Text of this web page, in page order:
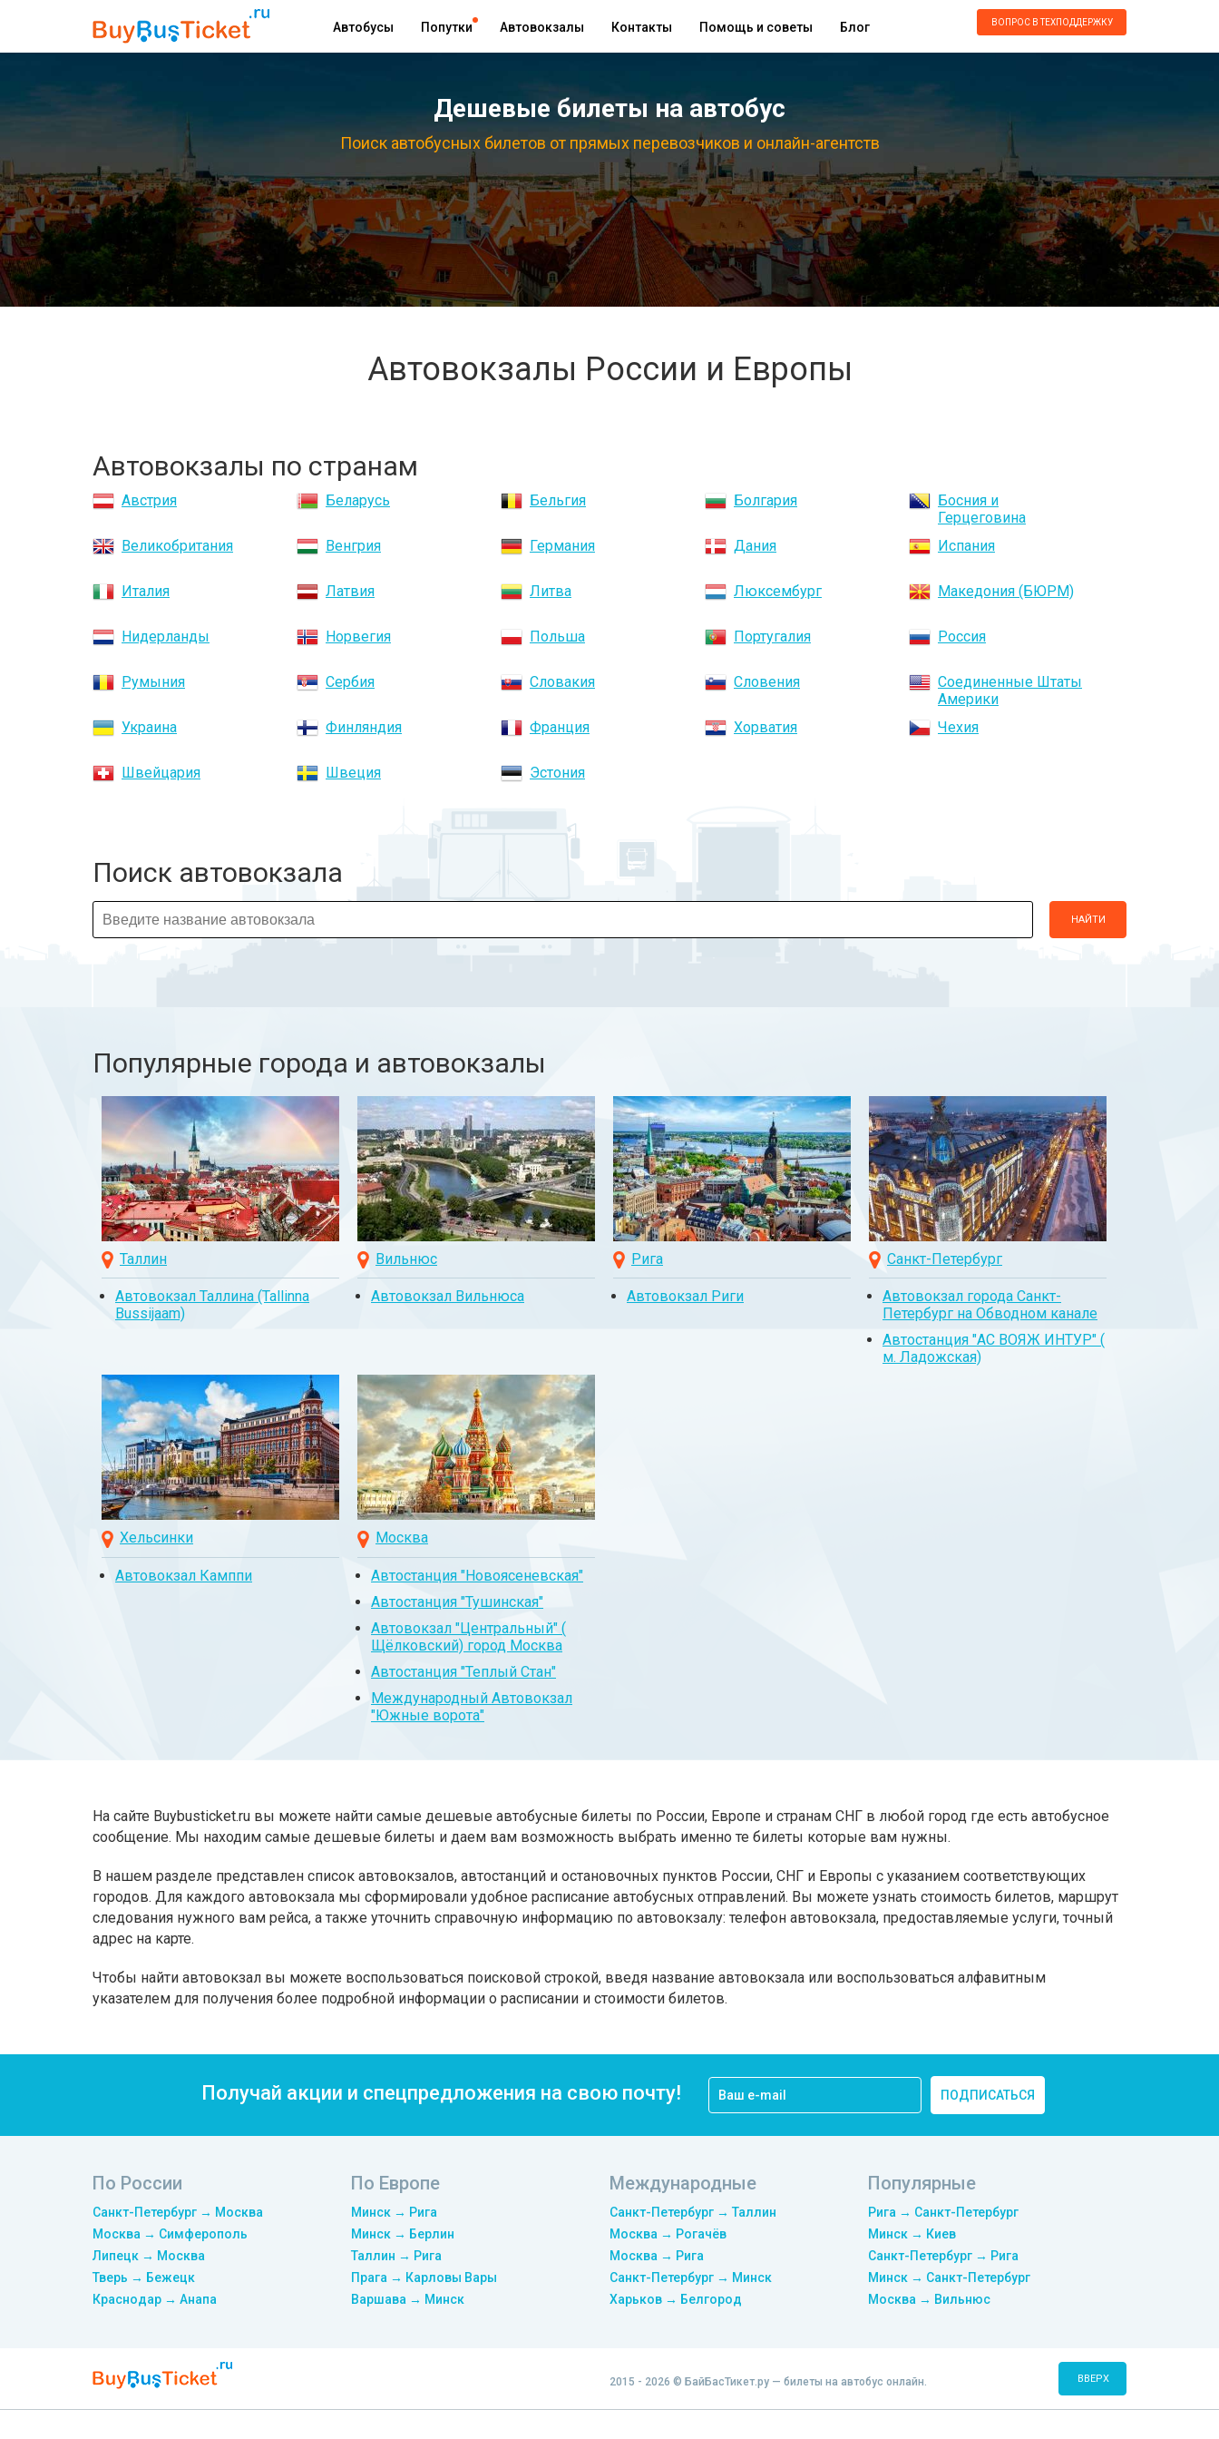
Автобусы Попутки Автовокзалы Контакты Помощь и советы Блог ВОПРОС В ТЕХПОДДЕРЖКУ
Дешевые билеты на автобус
Поиск автобусных билетов от прямых перевозчиков и онлайн-агентств
Автовокзалы России и Европы
Автовокзалы по странам
Австрия Беларусь Бельгия Болгария
Босния и
Герцеговина
Великобритания
Венгрия Германия Дания Испания
Италия Латвия Литва Люксембург Македония (БЮРМ)
Нидерланды Норвегия Польша Португалия Россия
Румыния Сербия Словакия Словения
Соединенные Штаты
Америки
Украина
Финляндия Франция Хорватия Чехия
Швейцария Швеция Эстония
Поиск автовокзала
НАЙТИ
Популярные города и автовокзалы
Таллин
Автовокзал Таллина (Tallinna
Bussijaam)
Вильнюс
Автовокзал Вильнюса
Рига
Автовокзал Риги
Санкт-Петербург
Автовокзал города Санкт-
Петербург на Обводном канале
Автостанция "АС ВОЯЖ ИНТУР" (
м. Ладожская)
Хельсинки
Автовокзал Камппи
Москва
Автостанция "Новоясеневская"
Автостанция "Тушинская"
Автовокзал "Центральный" (
Щёлковский) город Москва
Автостанция "Теплый Стан"
Международный Автовокзал
"Южные ворота"
На сайте Buybusticket.ru вы можете найти самые дешевые автобусные билеты по России, Европе и странам СНГ в любой город где есть автобусное
сообщение. Мы находим самые дешевые билеты и даем вам возможность выбрать именно те билеты которые вам нужны.
В нашем разделе представлен список автовокзалов, автостанций и остановочных пунктов России, СНГ и Европы с указанием соответствующих
городов. Для каждого автовокзала мы сформировали удобное расписание автобусных отправлений. Вы можете узнать стоимость билетов, маршрут
следования нужного вам рейса, а также уточнить справочную информацию по автовокзалу: телефон автовокзала, предоставляемые услуги, точный
адрес на карте.
Чтобы найти автовокзал вы можете воспользоваться поисковой строкой, введя название автовокзала или воспользоваться алфавитным
указателем для получения более подробной информации о расписании и стоимости билетов.
Получай акции и спецпредложения на свою почту! ПОДПИСАТЬСЯ
По России
Санкт-Петербург → Москва
Москва → Симферополь
Липецк → Москва
Тверь → Бежецк
Краснодар → Анапа
По Европе
Минск → Рига
Минск → Берлин
Таллин → Рига
Прага → Карловы Вары
Варшава → Минск
Международные
Санкт-Петербург → Таллин
Москва → Рогачёв
Москва → Рига
Санкт-Петербург → Минск
Харьков → Белгород
Популярные
Рига → Санкт-Петербург
Минск → Киев
Санкт-Петербург → Рига
Минск → Санкт-Петербург
Москва → Вильнюс
2015 - 2026 © БайБасТикет.ру — билеты на автобус онлайн. ВВЕРХ